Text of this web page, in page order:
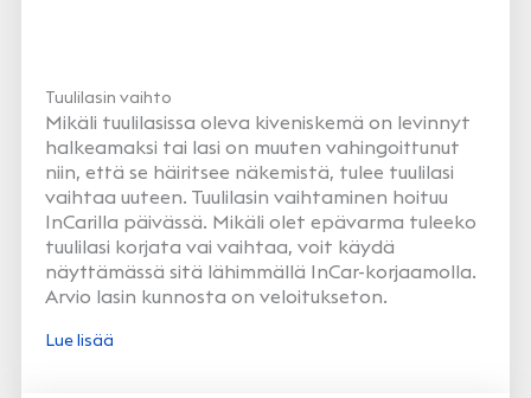
Tuulilasin vaihto
Mikäli tuulilasissa oleva kiveniskemä on levinnyt
halkeamaksi tai lasi on muuten vahingoittunut
niin, että se häiritsee näkemistä, tulee tuulilasi
vaihtaa uuteen. Tuulilasin vaihtaminen hoituu
InCarilla päivässä. Mikäli olet epävarma tuleeko
tuulilasi korjata vai vaihtaa, voit käydä
näyttämässä sitä lähimmällä InCar-korjaamolla.
Arvio lasin kunnosta on veloitukseton.
Lue lisää